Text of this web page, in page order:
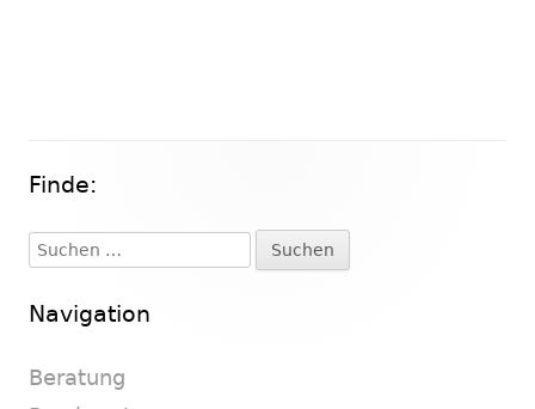
Haupt-
Seitenleiste
Finde:
Suchen
nach:
Navigation
Beratung